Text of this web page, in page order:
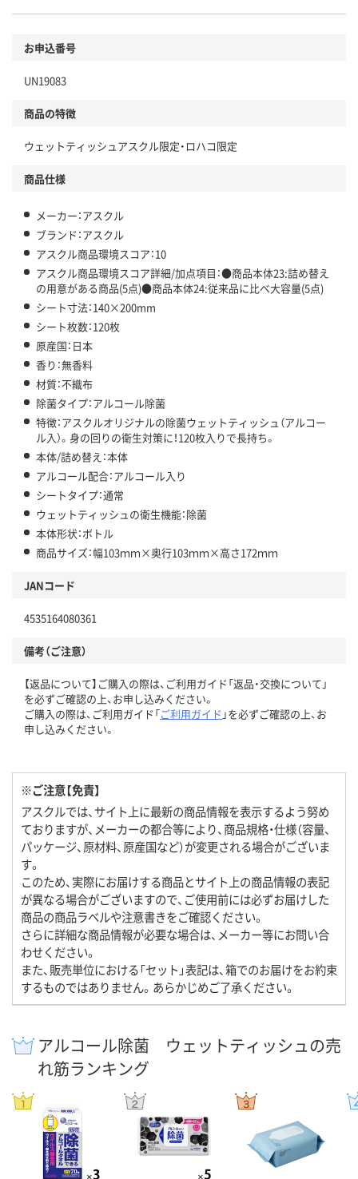
本体
仕組
アスクルで資源循環している
この商品の環境配慮ポイントです。下記商品詳細「
アスクル商品環境スコア詳細／加点項目
お申込番号
UN19083
商品の特徴
ウェットティッシュアスクル限定・ロハコ限定
商品仕様
メーカー：アスクル
ブランド：アスクル
アスクル商品環境スコア：10
アスクル商品環境スコア詳細/加点項目：●商品本体23:詰め替え
の用意がある商品(5点)●商品本体24:従来品に比べ大容量(5点)
シート寸法：140×200mm
シート枚数：120枚
原産国：日本
香り：無香料
材質：不織布
除菌タイプ：アルコール除菌
特徴：アスクルオリジナルの除菌ウェットティッシュ（アルコー
ル入）。身の回りの衛生対策に！120枚入りで長持ち。
本体/詰め替え：本体
アルコール配合：アルコール入り
シートタイプ：通常
ウェットティッシュの衛生機能：除菌
本体形状：ボトル
商品サイズ：幅103ｍｍ×奥行103ｍｍ×高さ172ｍｍ
JANコード
4535164080361
備考（ご注意）
【返品について】ご購入の際は、ご利用ガイド「返品・交換について」
を必ずご確認の上、お申し込みください。
ご購入の際は、ご利用ガイド「ご利用ガイド 」を必ずご確認の上、お
申し込みください。
※ご注意【免責】
アスクルでは、サイト上に最新の商品情報を表示するよう努め
ておりますが、メーカーの都合等により、商品規格・仕様（容量、
パッケージ、原材料、原産国など）が変更される場合がございま
す。
このため、実際にお届けする商品とサイト上の商品情報の表記
が異なる場合がございますので、ご使用前には必ずお届けした
商品の商品ラベルや注意書きをご確認ください。
さらに詳細な商品情報が必要な場合は、メーカー等にお問い合
わせください。
また、販売単位における「セット」表記は、箱でのお届けをお約束
するものではありません。あらかじめご了承ください。
アルコール除菌 ウェットティッシュの売
れ筋ランキング